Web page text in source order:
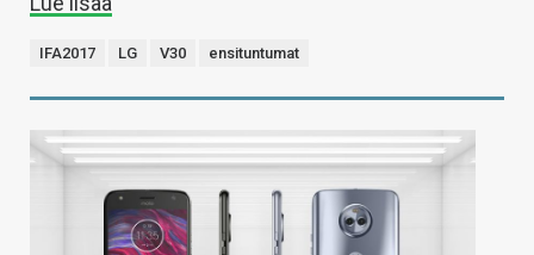
IFA2017 LG V30 ensituntumat